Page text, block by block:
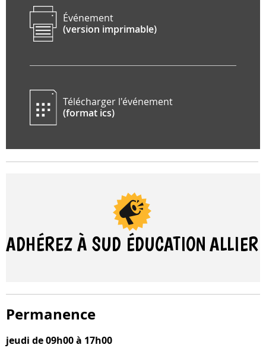
Événement
(version imprimable)
Télécharger l'événement
(format ics)
ADHÉREZ À SUD ÉDUCATION ALLIER
Permanence
jeudi de 09h00 à 17h00